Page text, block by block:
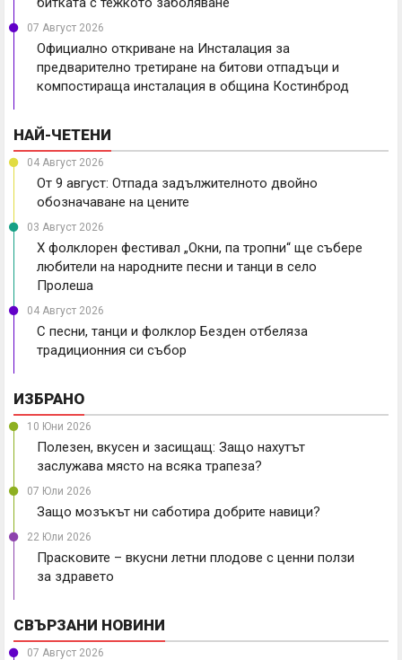
07 Август 2026
Официално откриване на Инсталация за
предварително третиране на битови отпадъци и
компостираща инсталация в община Костинброд
НАЙ-ЧЕТЕНИ
04 Август 2026
От 9 август: Отпада задължителното двойно
обозначаване на цените
03 Август 2026
X фолклорен фестивал „Окни, па тропни“ ще събере
любители на народните песни и танци в село
Пролеша
04 Август 2026
С песни, танци и фолклор Безден отбеляза
традиционния си събор
ИЗБРАНО
10 Юни 2026
Полезен, вкусен и засищащ: Защо нахутът
заслужава място на всяка трапеза?
07 Юли 2026
Защо мозъкът ни саботира добрите навици?
22 Юли 2026
Прасковите – вкусни летни плодове с ценни ползи
за здравето
СВЪРЗАНИ НОВИНИ
07 Август 2026